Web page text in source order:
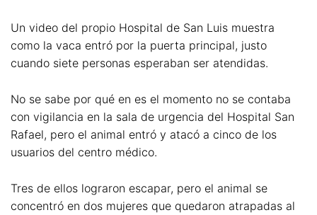
Un video del propio Hospital de San Luis muestra
como la vaca entró por la puerta principal, justo
cuando siete personas esperaban ser atendidas.
No se sabe por qué en es el momento no se contaba
con vigilancia en la sala de urgencia del Hospital San
Rafael, pero el animal entró y atacó a cinco de los
usuarios del centro médico.
Tres de ellos lograron escapar, pero el animal se
concentró en dos mujeres que quedaron atrapadas al